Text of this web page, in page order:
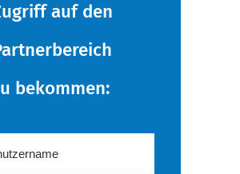
auf den
bekommen: